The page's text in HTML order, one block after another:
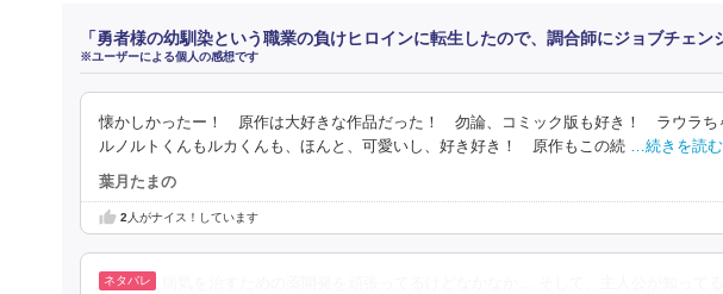
「勇者様の幼馴染という職業の負けヒロインに転生したので、調合師にジョブチェ
※ユーザーによる個人の感想です
懐かしかったー！ 原作は大好きな作品だった！ 勿論、コミック版も好き！ ラウラち
ルノルトくんもルカくんも、ほんと、可愛いし、好き好き！ 原作もこの続 …続きを読む
葉月たまの
2 人がナイス！しています